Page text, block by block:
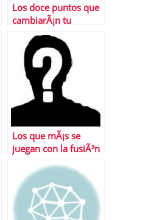
Los doce puntos que
cambiarÃ¡n tu
pensiÃ³n tras la
reforma
Los que mÃ¡s se
juegan con la fusiÃ³n